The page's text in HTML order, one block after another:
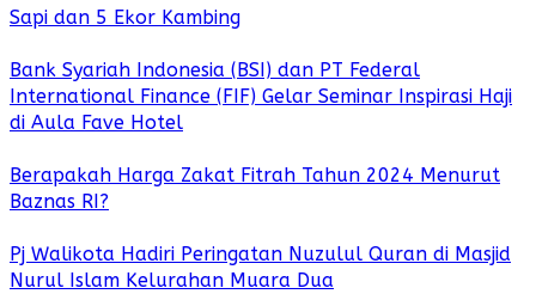
Sapi dan 5 Ekor Kambing
Bank Syariah Indonesia (BSI) dan PT Federal
International Finance (FIF) Gelar Seminar Inspirasi Haji
di Aula Fave Hotel
Berapakah Harga Zakat Fitrah Tahun 2024 Menurut
Baznas RI?
Pj Walikota Hadiri Peringatan Nuzulul Quran di Masjid
Nurul Islam Kelurahan Muara Dua